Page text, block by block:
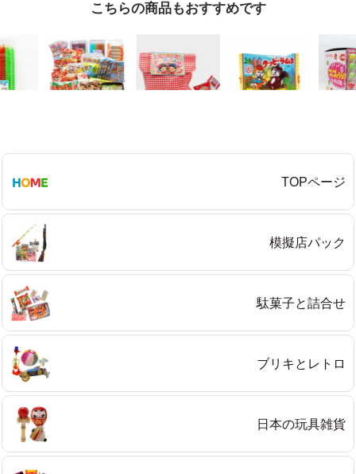
こちらの商品もおすすめです
TOPページ
模擬店パック
駄菓子と詰合せ
ブリキとレトロ
日本の玩具雑貨